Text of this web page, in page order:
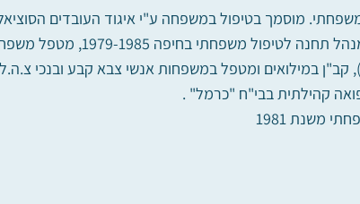
מוסמך בטיפול במשפחה ע"י איגוד העובדים
בחיפה והצפון (1972-1979) מנהל
ב"אורנים) (5 שנים), קב"ן במילואים ומטפל במשפחות אנשי צבא קבע
קהילתית בבי"ח "כרמל" .
משנת 1981